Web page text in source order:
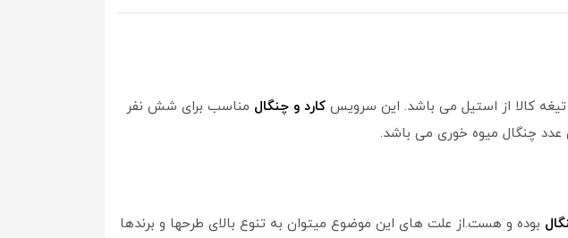
کارد و چنگال مناسب برای شش نفر
چنگال میوه خوری می باشد.
بوده و هست.از علت های این موضوع میتوان به تنوع بالای طرحها و برندها